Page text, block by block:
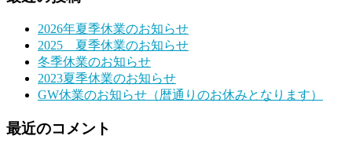
2026年夏季休業のお知らせ
2025 夏季休業のお知らせ
冬季休業のお知らせ
2023夏季休業のお知らせ
GW休業のお知らせ（暦通りのお休みとなります）
最近のコメント